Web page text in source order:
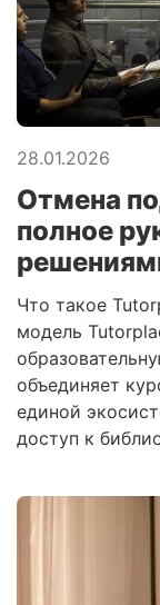
28.01.2026
Отмена
полное
Что такое
модель
объединяет
единой
доступ к